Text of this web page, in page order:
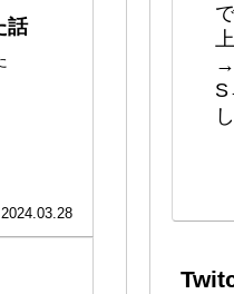
話
2024.03.28